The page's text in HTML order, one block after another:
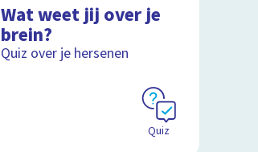
Wat weet jij over je
brein?
Quiz over je hersenen
Quiz